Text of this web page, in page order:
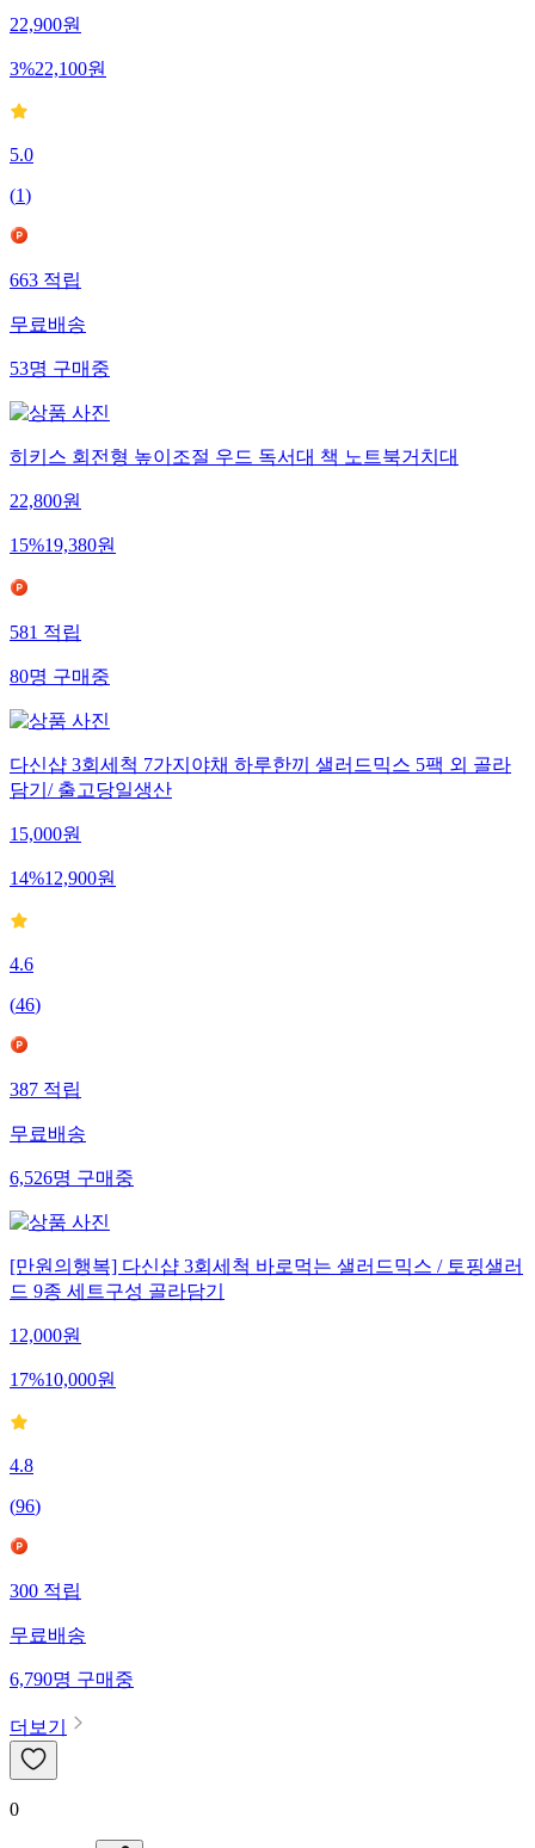
22,900원
3%22,100원
5.0
(1)
663적립
무료배송
53명구매중
히키스 회전형 높이조절 우드 독서대 책 노트북거치대
22,800원
15%19,380원
581적립
80명구매중
다신샵 3회세척 7가지야채 하루한끼 샐러드믹스 5팩 외 골라
담기/ 출고당일생산
15,000원
14%12,900원
4.6
(46)
387적립
무료배송
6,526명구매중
[만원의행복] 다신샵 3회세척 바로먹는 샐러드믹스 / 토핑샐러
드 9종 세트구성 골라담기
12,000원
17%10,000원
4.8
(96)
300적립
무료배송
6,790명구매중
더보기
0